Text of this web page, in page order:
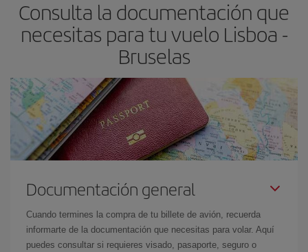
Consulta la documentación que
necesitas para tu vuelo Lisboa -
Bruselas
Documentación general
Cuando termines la compra de tu billete de avión, recuerda
informarte de la documentación que necesitas para volar. Aquí
puedes consultar si requieres visado, pasaporte, seguro o